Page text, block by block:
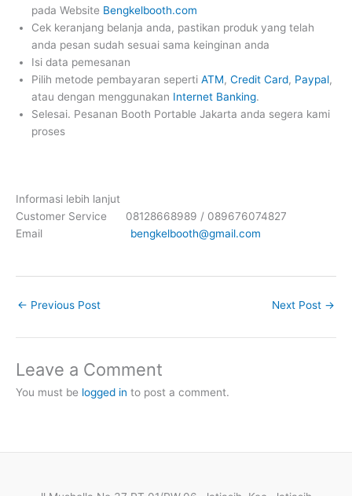
pada Website Bengkelbooth.com
Cek keranjang belanja anda, pastikan produk yang telah
anda pesan sudah sesuai sama keinginan anda
Isi data pemesanan
Pilih metode pembayaran seperti ATM, Credit Card, Paypal,
atau dengan menggunakan Internet Banking.
Selesai. Pesanan Booth Portable Jakarta anda segera kami
proses
Informasi lebih lanjut
Customer Service 08128668989 / 089676074827
Email bengkelbooth@gmail.com
← Previous Post Next Post →
Leave a Comment
You must be logged in to post a comment.